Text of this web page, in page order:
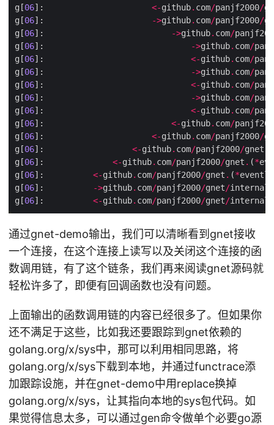
g[06]: <-github. com/panjf2000/
g[06]: ->github. com/panjf2000/
g[06]: ->github. com/
g[06]: ->github. com/
g[06]: <-github. com/
g[06]: ->github. com/
g[06]: <-github. com/
g[06]: ->github. com/
g[06]: <-github. com/
g[06]: <-github. com/
g[06]: <-github. com/panjf2000/
g[06]: <-github. com/panjf2000/gnet
g[06]: <-github. com/panjf2000/gnet . (*
g[06]: <-github. com/panjf2000/gnet . (*
g[06]: ->github. com/panjf2000/gnet/internal
g[06]: <-github. com/panjf2000/gnet/internal
通过gnet-demo输出，我们可以清晰看到gnet接收
一个连接，在这个连接上读写以及关闭这个连接的函
数调用链，有了这个链条，我们再来阅读gnet源码就
轻松许多了，即便有回调函数也没有问题。
上面输出的函数调用链的内容已经很多了。但如果你
还不满足于这些，比如我还要跟踪到gnet依赖的
golang.org/x/sys中，那可以利用相同思路，将
golang.org/x/sys下载到本地，并通过functrace添
加跟踪设施，并在gnet-demo中用replace换掉
golang.org/x/sys，让其指向本地的sys包代码。如
果觉得信息太多，可以通过gen命令做单个必要go源